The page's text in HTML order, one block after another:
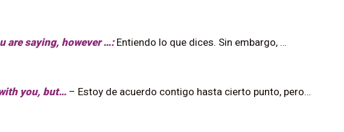
are saying, however …:Entiendo lo que dices. Sin embargo, …
you, but…– Estoy de acuerdo contigo hasta cierto punto, pero…